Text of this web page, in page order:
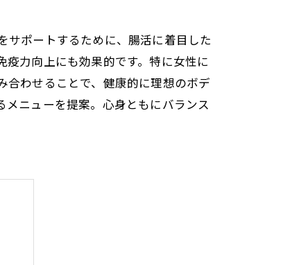
サポートするために、腸活に着目した
力向上にも効果的です。特に女性に
合わせることで、健康的に理想のボデ
ニューを提案。心身ともにバランス